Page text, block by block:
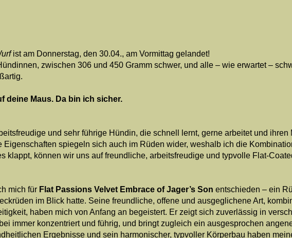
ist am Donnerstag, den 30.04., am Vormittag gelandet!
zwischen 306 und 450 Gramm schwer, und alle – wie erwartet –
deine Maus. Da bin ich sicher.
und sehr führige Hündin, die schnell lernt, gerne arbeitet und ihren
Eigenschaften spiegeln sich auch im Rüden wider, weshalb ich die
klappt, können wir uns auf freundliche, arbeitsfreudige und typvolle
mich für Flat Passions Velvet Embrace of Jager’s Son entschieden – ein
im Blick hatte. Seine freundliche, offene und ausgeglichene Art,
haben mich von Anfang an begeistert. Er zeigt sich zuverlässig in
immer konzentriert und führig, und bringt zugleich ein ausgesprochen
Ergebnisse und sein harmonischer, typvoller Körperbau haben